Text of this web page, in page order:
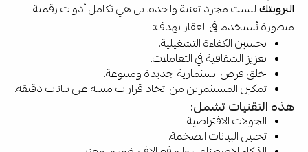
البروبتك ليست مجرد تقنية واحدة، بل هي تكامل أدوات رقمية
متطورة تُستخدم في العقار بهدف:
تحسين الكفاءة التشغيلية.
تعزيز الشفافية في التعاملات.
خلق فرص استثمارية جديدة ومتنوعة.
تمكين المستثمرين من اتخاذ قرارات مبنية على بيانات دقيقة.
هذه التقنيات تشمل:
الجولات الافتراضية.
تحليل البيانات الضخمة.